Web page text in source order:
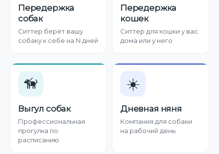
Передержка
собак
Ситтер берёт вашу
собаку к себе на N дней
Передержка
кошек
Ситтер для кошки у вас
дома или у него
🦮
Выгул собак
Профессиональная
прогулка по
расписанию
☀️
Дневная няня
Компания для собаки
на рабочий день